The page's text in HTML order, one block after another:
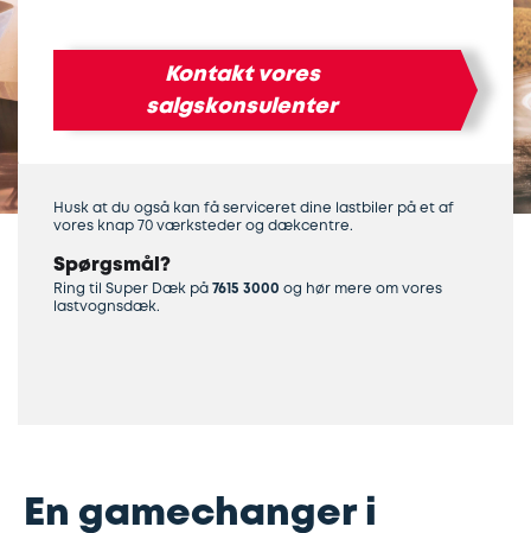
Leasing
og
partnere
Kontakt vores
salgskonsulenter
En gamechanger i
Husk at du også kan få serviceret dine lastbiler på et af
vores knap 70 værksteder og dækcentre.
Spørgsmål?
Ring til Super Dæk på 7615 3000 og hør mere om vores
lastvognsdæk.